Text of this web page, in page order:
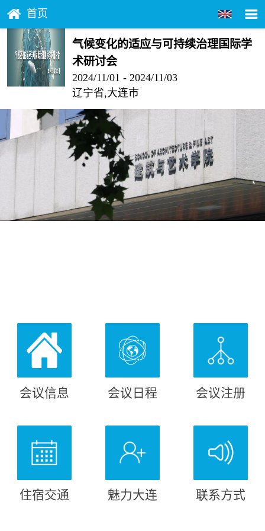
首页
气候变化的适应与可持续治理国际学
术研讨会
2024/11/01 - 2024/11/03
辽宁省,大连市
会议信息 会议日程 会议注册
住宿交通 魅力大连 联系方式